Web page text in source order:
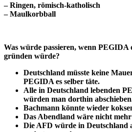
– Ringen, römisch-katholisch
– Maulkorbball
Was würde passieren, wenn PEGIDA
gründen würde?
Deutschland müsste keine
PEGIDA es selber täte.
Alle in Deutschland lebenden
würden man dorthin
Bachmann könnte wieder
Das Abendland wäre nicht
Die AFD würde in Deutschland